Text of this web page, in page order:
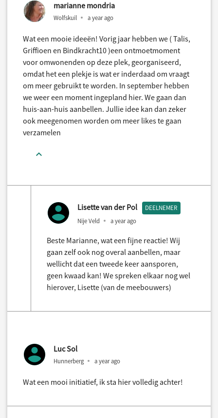
marianne mondria
Wolfskuil a year ago
Wat een mooie ideeën! Vorig jaar hebben we ( Talis,
Griffioen en Bindkracht10 )een ontmoetmoment
voor omwonenden op deze plek, georganiseerd,
omdat het een plekje is wat er inderdaad om vraagt
om meer gebruikt te worden. In september hebben
we weer een moment ingepland hier. We gaan dan
huis-aan-huis aanbellen. Jullie idee kan dan zeker
ook meegenomen worden om meer likes te gaan
verzamelen
Lisette van der Pol DEELNEMER
Nije Veld a year ago
Beste Marianne, wat een fijne reactie! Wij
gaan zelf ook nog overal aanbellen, maar
wellicht dat een tweede keer aansporen,
geen kwaad kan! We spreken elkaar nog wel
hierover, Lisette (van de meebouwers)
Luc Sol
Hunnerberg a year ago
Wat een mooi initiatief, ik sta hier volledig achter!